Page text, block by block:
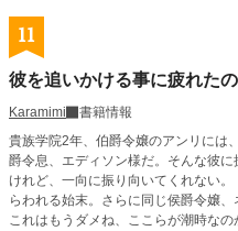
11
彼を追いかける事に疲れた
Karamimi
書籍情報
貴族学院2年、伯爵令嬢のアンリには
爵令息、エディソン様だ。そんな彼
けれど、一向に振り向いてくれない。 どれどころか、最近では迷惑そうにあし
らわれる始末。さらに同じ侯爵令嬢
これはもうダメね、ここらが潮時な